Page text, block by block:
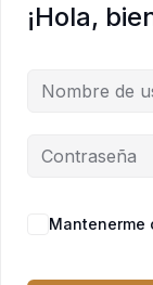
¡Hola,
Mantenerme